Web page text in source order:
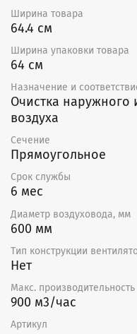
Ширина товара
64.4 см
Ширина упаковки товара
64 см
Назначение и
Очистка наружного
воздуха
Сечение
Прямоугольное
Срок службы
6 мес
Диаметр воздуховода, мм
600 мм
Тип конструкции
Нет
Макс. производительность
900 м3/час
Артикул